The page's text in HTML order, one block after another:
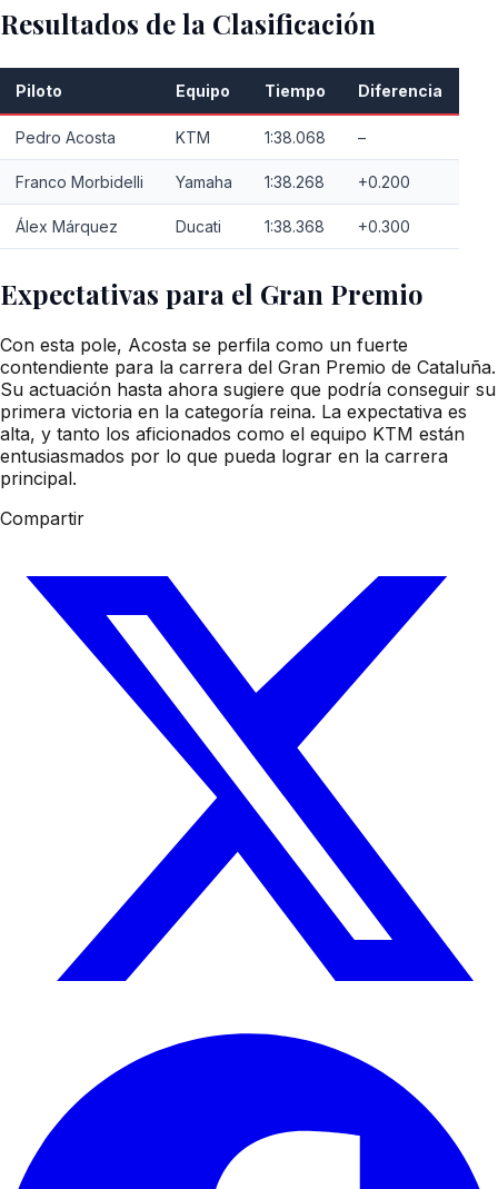
Resultados de la Clasificación
Piloto Equipo Tiempo Diferencia
Pedro Acosta KTM 1:38.068 –
Franco Morbidelli Yamaha 1:38.268 +0.200
Álex Márquez Ducati 1:38.368 +0.300
Expectativas para el Gran Premio
Con esta pole, Acosta se perfila como un fuerte
contendiente para la carrera del Gran Premio de Cataluña.
Su actuación hasta ahora sugiere que podría conseguir su
primera victoria en la categoría reina. La expectativa es
alta, y tanto los aficionados como el equipo KTM están
entusiasmados por lo que pueda lograr en la carrera
principal.
Compartir